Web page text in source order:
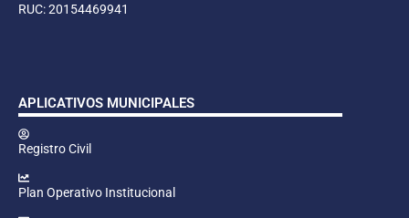
RUC: 20154469941
APLICATIVOS MUNICIPALES
Registro Civil
Plan Operativo Institucional